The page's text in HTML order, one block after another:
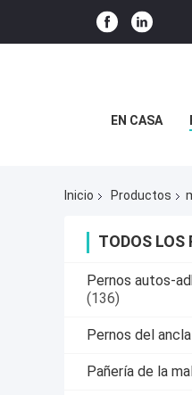
EN CASA
Inicio Productos
TODOS LOS
Pernos autos-
(136)
Pernos del
Pañería de la